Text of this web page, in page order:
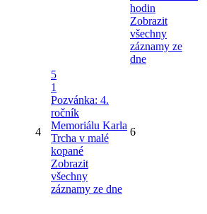
hodin
Zobrazit
všechny
záznamy ze
dne
4
5
1
Pozvánka: 4.
ročník
Memoriálu Karla
Trcha v malé
kopané
Zobrazit
všechny
záznamy ze dne
6